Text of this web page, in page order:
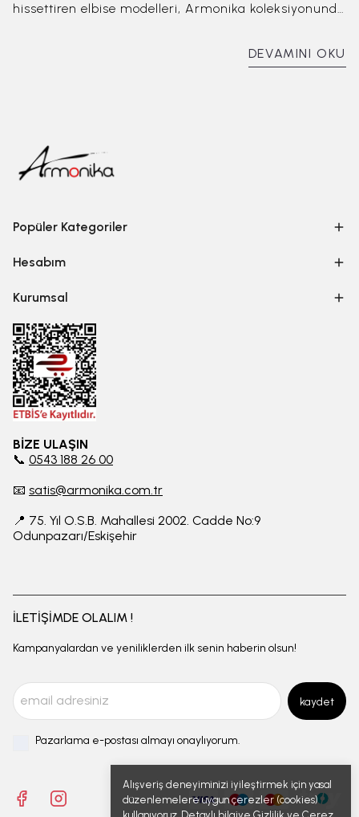
Alışveriş deneyiminizi iyileştirmek için yasal
düzenlemelere uygun çerezler (cookies)
hissettiren elbise modelleri, Armonika koleksiyonunda
gün boyu konfor sunacak en iyi 5 elbise modelini
DEVAMINI OKU
Popüler Kategoriler
Hesabım
Kurumsal
BİZE ULAŞIN
📞 0543 188 26 00
📧 satis@armonika.com.tr
📍 75. Yıl O.S.B. Mahallesi 2002. Cadde No:9
Odunpazarı/Eskişehir
İLETİŞİMDE OLALIM !
Kampanyalardan ve yeniliklerden ilk senin haberin olsun!
kaydet
Pazarlama e-postası almayı onaylıyorum.